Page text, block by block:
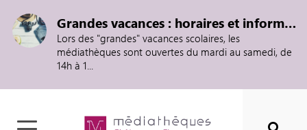
Grandes vacances : horaires et informations
Lors des "grandes" vacances scolaires, les
médiathèques sont ouvertes du mardi au samedi, de
14h à 1...